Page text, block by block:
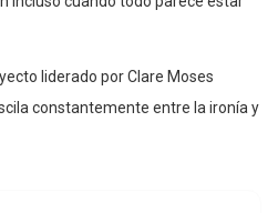
liderado por Clare Moses
constantemente entre la ironía y